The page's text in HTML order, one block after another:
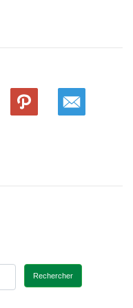
Rechercher